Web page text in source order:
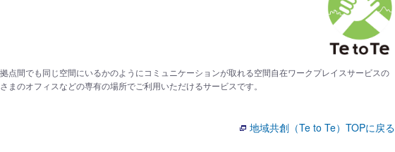
点間でも同じ空間にいるかのようにコミュニケーションが取れる空間自在ワークプレイスサービスの
まのオフィスなどの専有の場所でご利用いただけるサービスです。
地域共創（Te to Te）TOPに戻る